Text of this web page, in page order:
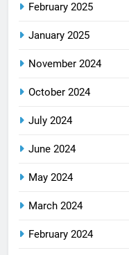
February 2025
January 2025
November 2024
October 2024
July 2024
June 2024
May 2024
March 2024
February 2024